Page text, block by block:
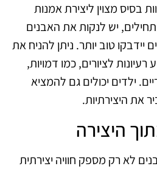
בסיס מצוין ליצירת אמנות
יש לנקות את האבנים
יידבקו טוב יותר. ניתן להניח את
לציורים, כמו דמויות,
ילדים יכולים גם להמציא
את היצירתיות.
היצירה
לא רק מספק חוויה יצירתית